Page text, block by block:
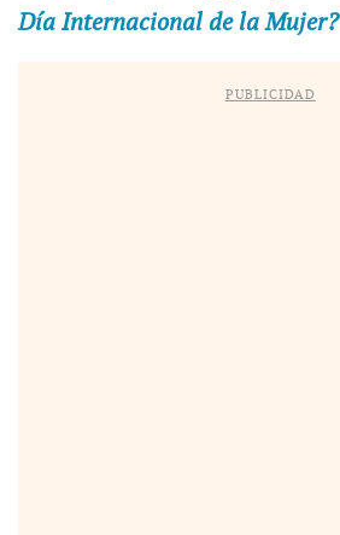
Día Internacional de la Mujer?
PUBLICIDAD